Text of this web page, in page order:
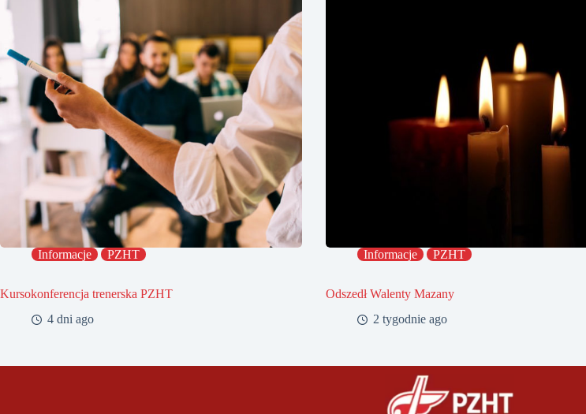
Informacje PZHT
Kursokonferencja trenerska PZHT
4 dni ago
Informacje PZHT
Odszedł Walenty Mazany
2 tygodnie ago